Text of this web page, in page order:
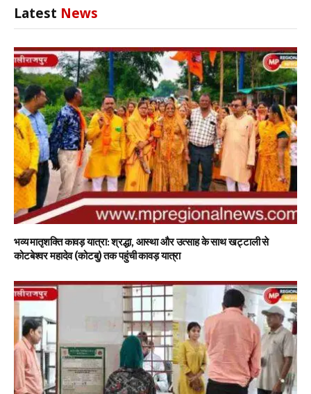
Latest News
भव्य मातृशक्ति कावड़ यात्रा: श्रद्धा, आस्था और उत्साह के साथ खट्टाली से
कोटबेश्वर महादेव (कोटबु) तक पहुंची कावड़ यात्रा